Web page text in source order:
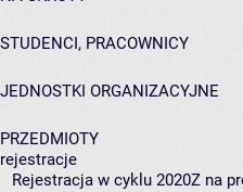
STUDENCI, PRACOWNICY
JEDNOSTKI ORGANIZACYJNE
PRZEDMIOTY
rejestracje
Rejestracja w cyklu 2020Z na